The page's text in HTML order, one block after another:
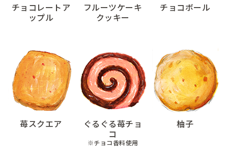
チョコレートア
ップル
フルーツケーキ
クッキー
チョコボール
苺スクエア
ぐるぐる苺チョ
コ
※チョコ香料使用
柚子